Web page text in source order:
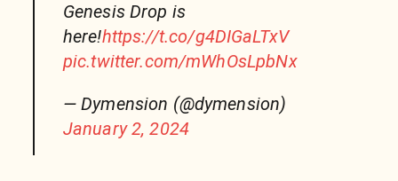
Genesis Drop is
here!https://t.co/g4DIGaLTxV
pic.twitter.com/mWhOsLpbNx
— Dymension (@dymension)
January 2, 2024